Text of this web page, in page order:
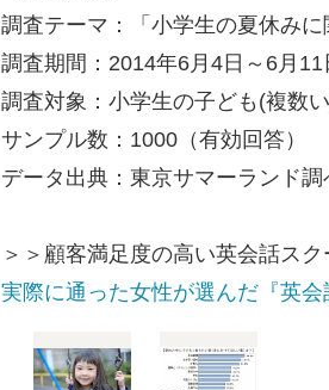
調査テーマ：「小学生の夏休みに
調査期間：2014年6月4日～6月11
調査対象：小学生の子ども(複数
サンプル数：1000（有効回答）
データ出典：東京サマーランド調
＞＞顧客満足度の高い英会話スク
実際に通った女性が選んだ『英会